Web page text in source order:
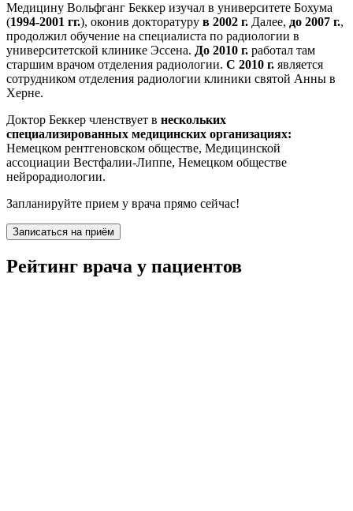
Медицину Вольфганг Беккер изучал в университете Бохума
(1994-2001 гг.), оконив докторатуру в 2002 г. Далее, до 2007 г.,
продолжил обучение на специалиста по радиологии в
университетской клинике Эссена. До 2010 г. работал там
старшим врачом отделения радиологии. С 2010 г. является
сотрудником отделения радиологии клиники святой Анны в
Херне.
Доктор Беккер членствует в нескольких
специализированных медицинских организациях:
Немецком рентгеновском обществе, Медицинской
ассоциации Вестфалии-Липпе, Немецком обществе
нейрорадиологии.
Запланируйте прием у врача прямо сейчас!
Записаться на приём
Рейтинг врача у пациентов